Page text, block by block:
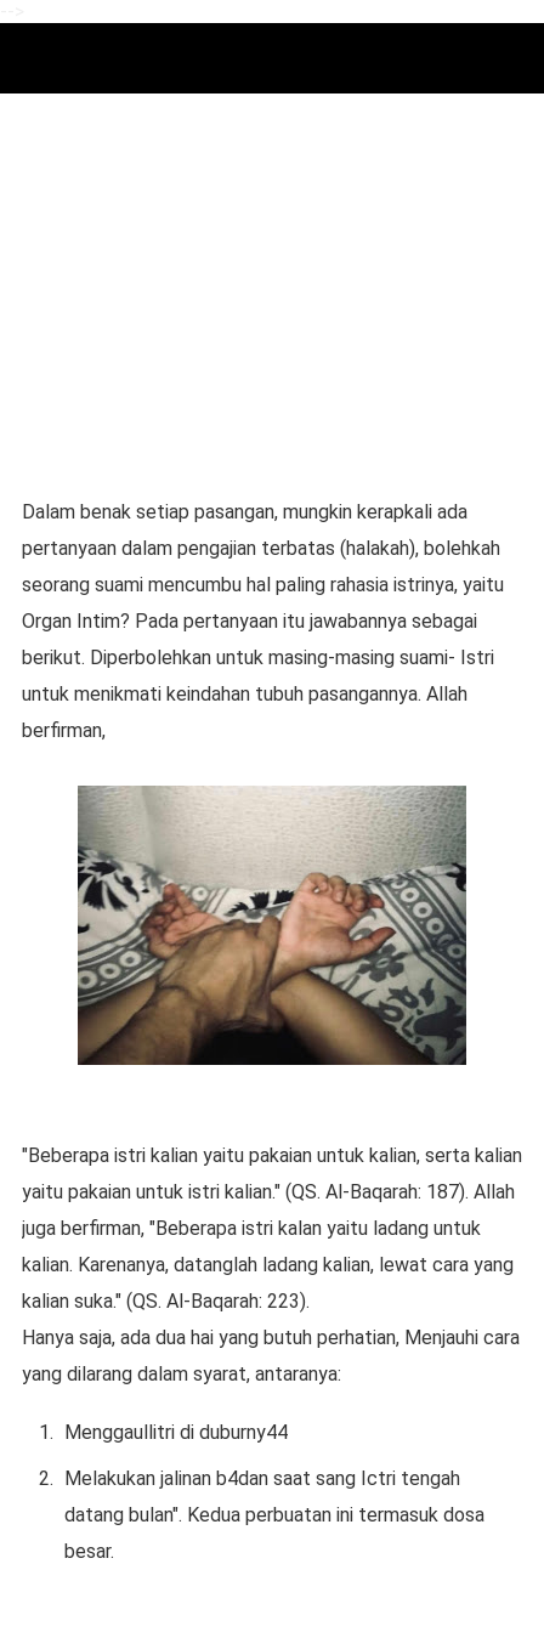
Dalam benak setiap pasangan, mungkin kerapkali ada
pertanyaan dalam pengajian terbatas (halakah), bolehkah
seorang suami mencumbu hal paling rahasia istrinya, yaitu
Organ Intim? Pada pertanyaan itu jawabannya sebagai
berikut. Diperbolehkan untuk masing-masing suami- Istri
untuk menikmati keindahan tubuh pasangannya. Allah
berfirman,
"Beberapa istri kalian yaitu pakaian untuk kalian, serta kalian
yaitu pakaian untuk istri kalian." (QS. Al-Baqarah: 187). Allah
juga berfirman, "Beberapa istri kalan yaitu ladang untuk
kalian. Karenanya, datanglah ladang kalian, lewat cara yang
kalian suka." (QS. Al-Baqarah: 223).
Hanya saja, ada dua hai yang butuh perhatian, Menjauhi cara
yang dilarang dalam syarat, antaranya:
Menggaullitri di duburny44
Melakukan jalinan b4dan saat sang Ictri tengah
datang bulan". Kedua perbuatan ini termasuk dosa
besar.